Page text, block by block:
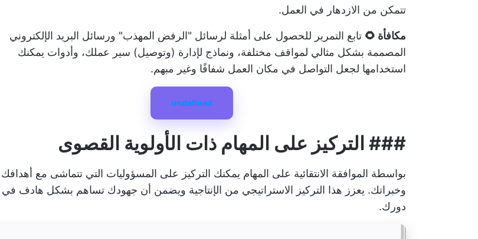
تتمكن من الازدهار في العمل.
مكافأة 🌻 تابع التمرير للحصول على أمثلة لرسائل "الرفض المهذب" ورسائل البريد الإلكتروني
المصممة بشكل مثالي لمواقف مختلفة، ونماذج لإدارة (وتوصيل) سير عملك، وأدوات يمكنك
استخدامها لجعل التواصل في مكان العمل شفافًا وغير مبهم.
undefined
### التركيز على المهام ذات الأولوية القصوى
بواسطة الموافقة الانتقائية على المهام يمكنك التركيز على المسؤوليات التي تتماشى مع أهدافك
وخبراتك. يعزز هذا التركيز الاستراتيجي من الإنتاجية ويضمن أن جهودك تساهم بشكل هادف في
دورك.